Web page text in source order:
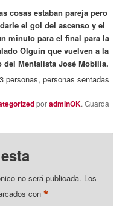
cosas estaban pareja pero
el gol del ascenso y el
minuto para el final para la
Olguin que vuelven a la
del Mentalista José Mobilia.
poradminOK. Guarda
no será publicada. Los
con*